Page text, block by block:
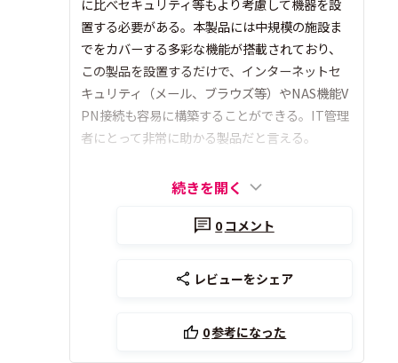
に比べセキュリティ等もより考慮して機器を設
置する必要がある。本製品には中規模の施設ま
でをカバーする多彩な機能が搭載されており、
この製品を設置するだけで、インターネットセ
キュリティ（メール、ブラウズ等）やNAS機能V
PN接続も容易に構築することができる。IT管理
者にとって非常に助かる製品だと言える。
続きを開く
0 コメント
レビューをシェア
0参考になった